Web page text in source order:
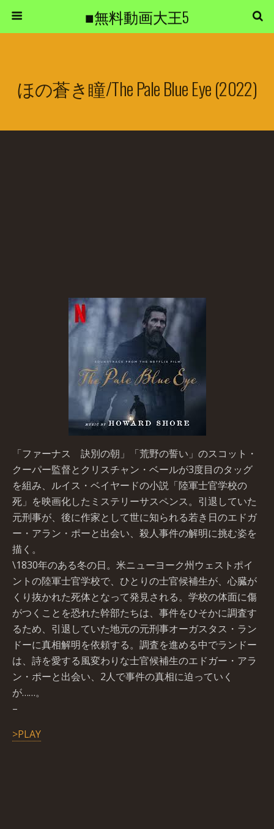
■無料動画大王5
ほの蒼き瞳/The Pale Blue Eye (2022)
「ファーナス 訣別の朝」「荒野の誓い」のスコット・
クーパー監督とクリスチャン・ベールが3度目のタッグ
を組み、ルイス・ベイヤードの小説「陸軍士官学校の
死」を映画化したミステリーサスペンス。引退していた
元刑事が、後に作家として世に知られる若き日のエドガ
ー・アラン・ポーと出会い、殺人事件の解明に挑む姿を
描く。
\1830年のある冬の日。米ニューヨーク州ウェストポイ
ントの陸軍士官学校で、ひとりの士官候補生が、心臓が
くり抜かれた死体となって発見される。学校の体面に傷
がつくことを恐れた幹部たちは、事件をひそかに調査す
るため、引退していた地元の元刑事オーガスタス・ラン
ドーに真相解明を依頼する。調査を進める中でランドー
は、詩を愛する風変わりな士官候補生のエドガー・アラ
ン・ポーと出会い、2人で事件の真相に迫っていく
が……。
–
>PLAY